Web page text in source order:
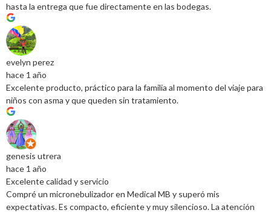
hasta la entrega que fue directamente en las bodegas.
evelyn perez
hace 1 año
Excelente producto, práctico para la familia al momento del viaje para
niños con asma y que queden sin tratamiento.
genesis utrera
hace 1 año
Excelente calidad y servicio
Compré un micronebulizador en Medical MB y superó mis
expectativas. Es compacto, eficiente y muy silencioso. La atención